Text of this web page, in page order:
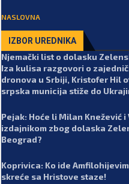
NASLOVNA
IZBOR UREDNIKA
Njemački list o dolasku
Iza kulisa razgovori o
dronova u Srbiji, Kristofer Hil
srpska municija stiže do
Pejak: Hoće li Milan Knežević
izdajnikom zbog dolaska
Beograd?
Koprivica: Ko ide
skreće sa Hristove staze!